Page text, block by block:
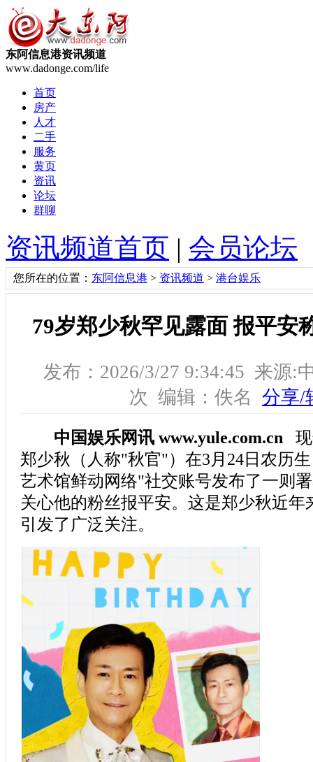
东阿信息港资讯频道
www.dadonge.com/life
首页
房产
人才
二手
服务
黄页
资讯
论坛
群聊
资讯频道首页 | 会员论坛
您所在的位置： 东阿信息港 > 资讯频道 > 港台娱乐
79岁郑少秋罕见露面 报平安
发布：2026/3/27 9:34:45 来源:
次 编辑：佚名 分享/
中国娱乐网讯 www.yule.com.cn 现
郑少秋（人称"秋官"）在3月24日农历
艺术馆鲜动网络"社交账号发布了一则
关心他的粉丝报平安。这是郑少秋近年
引发了广泛关注。